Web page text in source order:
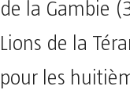
de la Gambie
Lions de la
pour les